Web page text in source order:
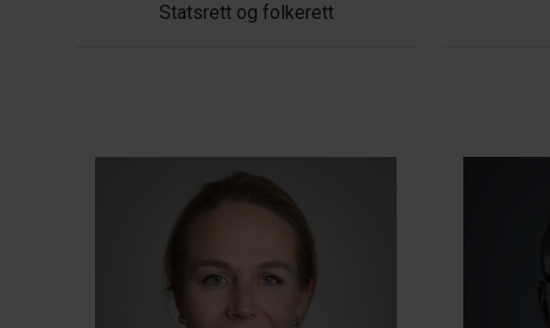
Statsrett og folkerett